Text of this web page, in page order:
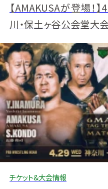
【AMAKUSAが登場！
川・保土ヶ谷公会堂大
のお知らせ
チケット&大会情報